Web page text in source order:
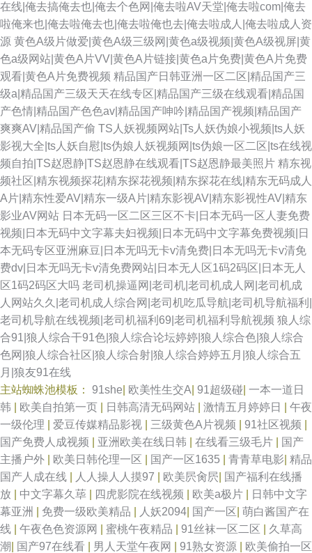
在线|俺去搞俺去也|俺去个色网|俺去啦AV天堂|俺去啦com|俺去
啦俺来也|俺去啦俺去也|俺去啦俺也去|俺去啦成人|俺去啦成人资
源 黄色A级片做爱|黄色A级三级网|黄色a级视频|黄色A级视屏|黄
色a级网站|黄色A片VV|黄色A片链接|黄色a片免费|黄色A片免费
观看|黄色A片免费视频 精品国产日韩亚洲一区二区|精品国产三
级a|精品国产三级天天在线专区|精品国产三级在线观看|精品国
产色情|精品国产色色av|精品国产呻吟|精品国产视频|精品国产
爽爽AV|精品国产偷 TS人妖视频网站|Ts人妖伪娘小视频|ts人妖
影视大全|ts人妖自慰|ts伪娘人妖视频网|ts伪娘一区二区|ts在线视
频自拍|TS赵恩静|TS赵恩静在线观看|TS赵恩静最美照片 精东视
频社区|精东视频探花|精东探花视频|精东探花在线|精东无码成人
A片|精东性爱AV|精东一级A片|精东影视AV|精东影视性AV|精东
影业AV网站 日本无码一区二区三区不卡|日本无码一区人妻免费
视频|日本无码中文字幕夫妇视频|日本无码中文字幕免费视频|日
本无码专区亚洲麻豆|日本无吗无卡v清免费|日本无吗无卡v清免
费dv|日本无吗无卡v清免费网站|日本无人区1码2码区|日本无人
区1码2码区大吗 老司机操逼网|老司机|老司机成人网|老司机成
人网站久久|老司机成人综合网|老司机吃瓜导航|老司机导航福利|
老司机导航在线视频|老司机福利69|老司机福利导航视频 狼人综
合91|狼人综合干91色|狼人综合论坛婷婷|狼人综合色|狼人综合
色网|狼人综合社区|狼人综合射|狼人综合婷婷五月|狼人综合五
月|狼友91在线
主站蜘蛛池模板： 91she 欧美性生交A 91超级碰 一本一道日
韩
欧美自拍第一页 日韩高清无码网站 激情五月婷婷日
午夜
一级伦理
爱豆传媒精品影视 三级黄色A片视频 91社区视频
国产免费人成视频
亚洲欧美在线日韩 在线看三级毛片
国产
主播户外
欧美日韩伦理一区 国产一区1635 青青草电影 精品
国产人成在线
人人操人人摸97 欧美屄肏屄
国产福利在线播
放
中文字幕久荜 四虎影院在线视频 欧美a极片
日韩中文字
幕亚洲
免费一级欧美精品 人妖2094 国产一区 萌白酱国产在
线
午夜色色资源网 蜜桃午夜精品 91丝袜一区二区
久草高
潮
国产97在线看 男人天堂午夜网 91熟女资源
欧美偷拍一区